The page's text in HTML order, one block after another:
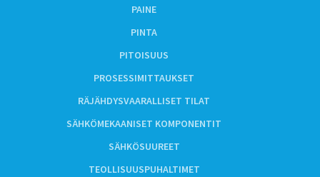
PAINE
PINTA
PITOISUUS
PROSESSIMITTAUKSET
RÄJÄHDYSVAARALLISET TILAT
SÄHKÖMEKAANISET KOMPONENTIT
SÄHKÖSUUREET
TEOLLISUUSPUHALTIMET